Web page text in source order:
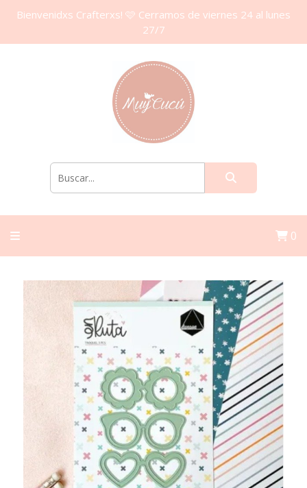
Bienvenidxs Crafterxs! 🩷 Cerramos de viernes 24 al lunes
27/7
0